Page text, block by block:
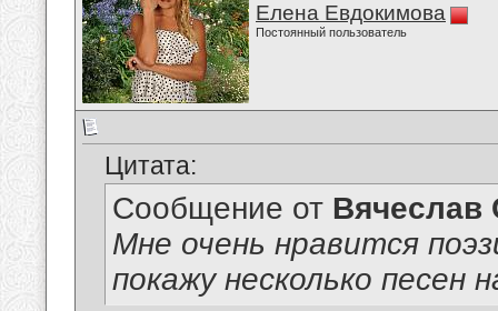
Елена Евдокимова
Постоянный пользователь
Цитата:
Сообщение от Вячеслав
Мне очень нравится
покажу несколько песен